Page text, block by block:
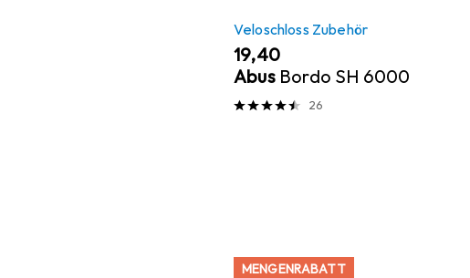
Veloschloss Zubehör
EUR
19,40
Abus Bordo SH 6000
26
MENGENRABATT